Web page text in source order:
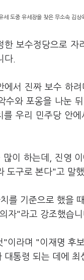
도중 유세장을 찾은 무소속 김
보수정당으로 자
다.
서 진짜 보수 하
와 포옹을 나눈
우리 민주당 안
이 하는데, 진영
도구로 본다"고 말
를 기준으로 했을
자"라고 강조했습니
이라며 "이재명 후
통령 되는 데에 최